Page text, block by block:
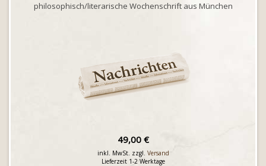
philosophisch/literarische Wochenschrift aus München
49,00 €
inkl. MwSt. zzgl. Versand
Lieferzeit 1-2 Werktage